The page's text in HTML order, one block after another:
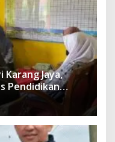
Jaya,
Pendidikan